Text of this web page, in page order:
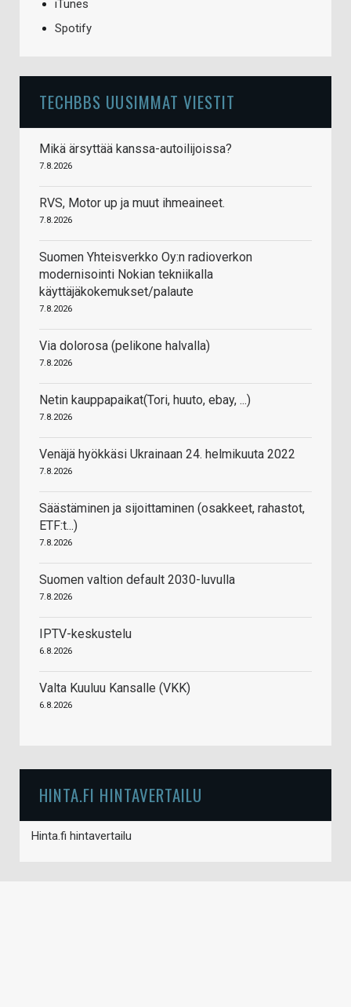
iTunes
Spotify
TECHBBS UUSIMMAT VIESTIT
Mikä ärsyttää kanssa-autoilijoissa?
7.8.2026
RVS, Motor up ja muut ihmeaineet.
7.8.2026
Suomen Yhteisverkko Oy:n radioverkon
modernisointi Nokian tekniikalla
käyttäjäkokemukset/palaute
7.8.2026
Via dolorosa (pelikone halvalla)
7.8.2026
Netin kauppapaikat(Tori, huuto, ebay, ...)
7.8.2026
Venäjä hyökkäsi Ukrainaan 24. helmikuuta 2022
7.8.2026
Säästäminen ja sijoittaminen (osakkeet, rahastot,
ETF:t...)
7.8.2026
Suomen valtion default 2030-luvulla
7.8.2026
IPTV-keskustelu
6.8.2026
Valta Kuuluu Kansalle (VKK)
6.8.2026
HINTA.FI HINTAVERTAILU
Hinta.fi hintavertailu